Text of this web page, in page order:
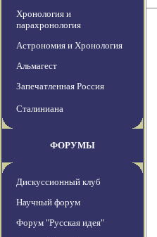
Хронология и
парахронология
Астрономия и Хронология
Альмагест
Запечатленная Россия
Сталиниана
ФОРУМЫ
Дискуссионный клуб
Научный форум
Форум "Русская идея"